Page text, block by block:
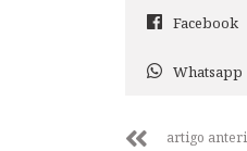
Facebook
Whatsapp
artigo